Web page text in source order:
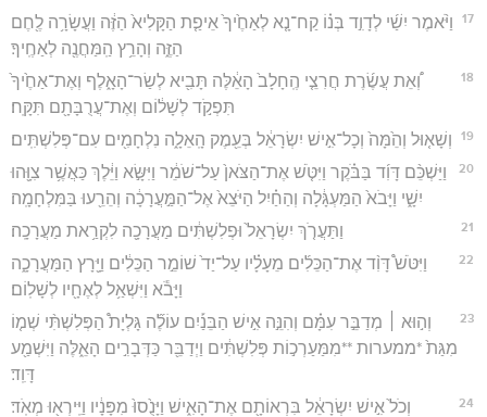
17
וַיֹּ֨אמֶר יִשַׁ֜י לְדָוִ֣ד בְּנ֗וֹ קַח־נָ֤א לְאַחֶ֙יךָ֙ אֵיפַ֤ת הַקָּלִיא֙ הַזֶּ֔ה וַעֲשָׂרָ֥ה לֶ֖חֶם
הַזֶּ֑ה וְהָרֵ֥ץ הַֽמַּחֲנֶ֖ה לְאַחֶֽיךָ׃
18
וְ֠אֵת עֲשֶׂ֜רֶת חֲרִצֵ֤י הֶֽחָלָב֙ הָאֵ֔לֶּה תָּבִ֖יא לְשַׂר־הָאָ֑לֶף וְאֶת־אַחֶ֙יךָ֙
תִּפְקֹ֣ד לְשָׁל֔וֹם וְאֶת־עֲרֻבָּתָ֖ם תִּקָּֽח׃
19 וְשָׁא֤וּל וְהֵ֙מָּה֙ וְכָל־אִ֣ישׁ יִשְׂרָאֵ֔ל בְּעֵ֖מֶק הָֽאֵלָ֑ה נִלְחָמִ֖ים עִם־פְּלִשְׁתִּֽים׃
20
וַיַּשְׁכֵּ֨ם דָּוִ֜ד בַּבֹּ֗קֶר וַיִּטֹּ֤שׁ אֶת־הַצֹּאן֙ עַל־שֹׁמֵ֔ר וַיִּשָּׂ֣א וַיֵּ֔לֶךְ כַּאֲשֶׁ֥ר צִוָּ֖הוּ
יִשָׁ֑י וַיָּבֹא֙ הַמַּעְגָּ֔לָה וְהַחַ֗יִל הַיֹּצֵא֙ אֶל־הַמַּ֣עֲרָכָ֔ה וְהֵרֵ֖עוּ בַּמִּלְחָמָֽה׃
21 וַתַּעֲרֹ֤ךְ יִשְׂרָאֵל֙ וּפְלִשְׁתִּ֔ים מַעֲרָכָ֖ה לִקְרַ֥את מַעֲרָכָֽה׃
22
וַיִּטֹּשׁ֩ דָּוִ֨ד אֶת־הַכֵּלִ֜ים מֵעָלָ֗יו עַל־יַד֙ שׁוֹמֵ֣ר הַכֵּלִ֔ים וַיָּ֖רָץ הַמַּעֲרָכָ֑ה
וַיָּבֹ֕א וַיִּשְׁאַ֥ל לְאֶחָ֖יו לְשָׁלֽוֹם׃
23
וְה֣וּא ׀ מְדַבֵּ֣ר עִמָּ֗ם וְהִנֵּ֣ה אִ֣ישׁ הַבֵּנַ֡יִם עוֹלֶ֞ה גָּלְיָת֩ הַפְּלִשְׁתִּ֨י שְׁמ֤וֹ
מִגַּת֙ *ממערות **מִמַּעַרְכ֣וֹת פְּלִשְׁתִּ֔ים וַיְדַבֵּ֖ר כַּדְּבָרִ֣ים הָאֵ֑לֶּה וַיִּשְׁמַ֖ע
דָּוִֽד׃
24 וְכֹל֙ אִ֣ישׁ יִשְׂרָאֵ֔ל בִּרְאוֹתָ֖ם אֶת־הָאִ֑ישׁ וַיָּנֻ֙סוּ֙ מִפָּנָ֔יו וַיִּֽירְא֖וּ מְאֹֽד׃